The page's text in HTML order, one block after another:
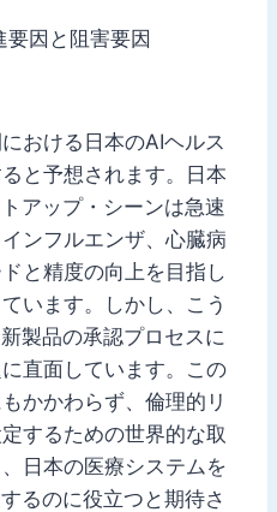
因と阻害要因
おける日本のAIヘルス
と予想されます。日本
アップ・シーンは急速
ンフルエンザ、心臓病
と精度の向上を目指し
います。しかし、こう
製品の承認プロセスに
直面しています。この
かかわらず、倫理的リ
するための世界的な取
日本の医療システムを
るのに役立つと期待さ